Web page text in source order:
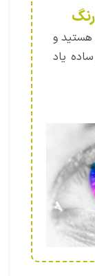
هستید و
یاد